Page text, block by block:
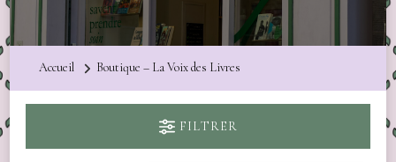
Accueil Boutique – La Voix des Livres
FILTRER